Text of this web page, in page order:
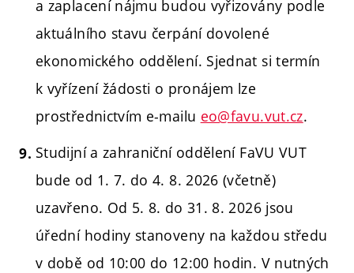
a zaplacení nájmu budou vyřizovány podle
aktuálního stavu čerpání dovolené
ekonomického oddělení. Sjednat si termín
k vyřízení žádosti o pronájem lze
prostřednictvím e-mailu eo@favu.vut.cz.
Studijní a zahraniční oddělení FaVU VUT
bude od 1. 7. do 4. 8. 2026 (včetně)
uzavřeno. Od 5. 8. do 31. 8. 2026 jsou
úřední hodiny stanoveny na každou středu
v době od 10:00 do 12:00 hodin. V nutných